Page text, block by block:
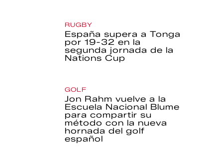
RUGBY
España supera a Tonga
por 19-32 en la
segunda jornada de la
Nations Cup
GOLF
Jon Rahm vuelve a la
Escuela Nacional Blume
para compartir su
método con la nueva
hornada del golf
español